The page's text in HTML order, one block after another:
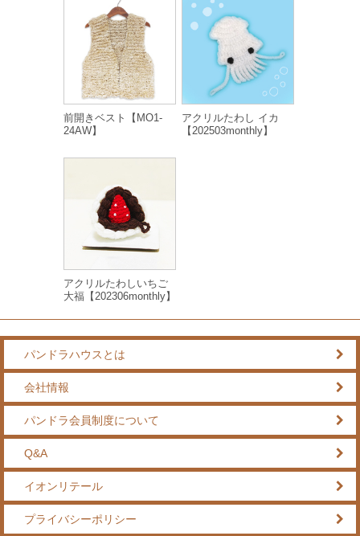
前開きベスト【MO1-
24AW】
アクリルたわし イカ
【202503monthly】
アクリルたわしいちご
大福【202306monthly】
パンドラハウスとは
会社情報
パンドラ会員制度について
Q&A
イオンリテール
プライバシーポリシー